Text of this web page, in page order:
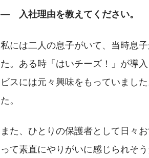
―　入社理由を教えてください。
私には二人の息子がいて、当時息
た。ある時「はいチーズ！」が導
ビスには元々興味をもっていまし
た。
また、ひとりの保護者として日々
って素直にやりがいに感じられそ